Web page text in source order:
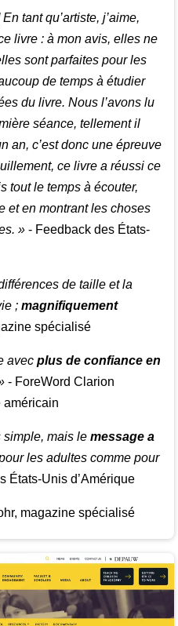
tant qu’artiste, j’aime,
livre : à mon avis, elles ne
sont parfaites pour les
de temps à étudier
du livre. Nous l’avons lu
séance, tellement il
an, c’est donc une épreuve
ce livre a réussi ce
tout le temps à écouter,
et en montrant les choses
» - Feedback des États-
de taille et la
;magnifiquement
spécialisé
avecplus de confiance en
- ForeWord Clarion
américain
simple, mais lemessage a
les adultes comme pour
États-Unis d’Amérique
magazine spécialisé